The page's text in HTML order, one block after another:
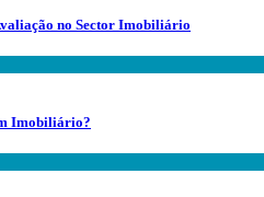
no Sector Imobiliário
Imobiliário?